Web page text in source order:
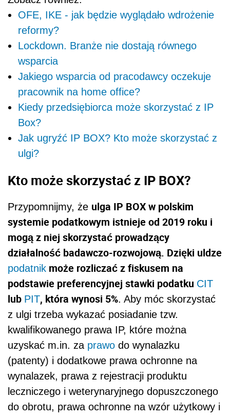
OFE, IKE - jak będzie wyglądało wdrożenie
reformy?
Lockdown. Branże nie dostają równego
wsparcia
Jakiego wsparcia od pracodawcy oczekuje
pracownik na home office?
Kiedy przedsiębiorca może skorzystać z IP
Box?
Jak ugryźć IP BOX? Kto może skorzystać z
ulgi?
Kto może skorzystać z IP BOX?
Przypomnijmy, że ulga IP BOX w polskim
systemie podatkowym istnieje od 2019 roku i
mogą z niej skorzystać prowadzący
działalność badawczo-rozwojową. Dzięki uldze
podatnik może rozliczać z fiskusem na
podstawie preferencyjnej stawki podatku CIT
lub PIT, która wynosi 5%. Aby móc skorzystać
z ulgi trzeba wykazać posiadanie tzw.
kwalifikowanego prawa IP, które można
uzyskać m.in. za prawo do wynalazku
(patenty) i dodatkowe prawa ochronne na
wynalazek, prawa z rejestracji produktu
leczniczego i weterynaryjnego dopuszczonego
do obrotu, prawa ochronne na wzór użytkowy i